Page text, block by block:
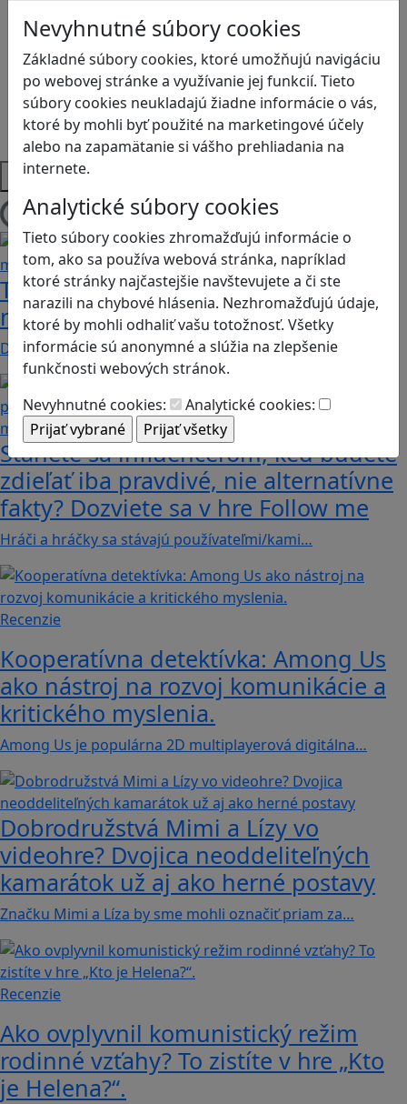
Nevyhnutné súbory cookies
Základné súbory cookies, ktoré umožňujú navigáciu
po webovej stránke a využívanie jej funkcií. Tieto
súbory cookies neukladajú žiadne informácie o vás,
ktoré by mohli byť použité na marketingové účely
alebo na zapamätanie si vášho prehliadania na
internete.
Analytické súbory cookies
Tieto súbory cookies zhromažďujú informácie o
tom, ako sa používa webová stránka, napríklad
ktoré stránky najčastejšie navštevujete a či ste
narazili na chybové hlásenia. Nezhromažďujú údaje,
ktoré by mohli odhaliť vašu totožnosť. Všetky
informácie sú anonymné a slúžia na zlepšenie
funkčnosti webových stránok.
Nevyhnutné cookies:
Analytické cookies:
Logické myslenie
Ľudské práva a tolerancia
Motorika a koncentrácia
Programovanie/Technika
Sociálne zručnosti a kooperácia
Strategické myslenie
Zdravie a pohyb
Platformy
Načítam blogy
Tick Tock: A Tale for Tw‪o je hra s
netradičnou mechanikou spolupráce
Dvaja hráči simultánne lúštia bizarné logické…
Stanete sa influencerom, keď budete
zdieľať iba pravdivé, nie alternatívne
fakty? Dozviete sa v hre Follow me
Hráči a hráčky sa stávajú používateľmi/kami…
Recenzie
Kooperatívna detektívka: Among Us
ako nástroj na rozvoj komunikácie a
kritického myslenia.
Among Us je populárna 2D multiplayerová digitálna…
Dobrodružstvá Mimi a Lízy vo
videohre? Dvojica neoddeliteľných
kamarátok už aj ako herné postavy
Značku Mimi a Líza by sme mohli označiť priam za…
Recenzie
Ako ovplyvnil komunistický režim
rodinné vzťahy? To zistíte v hre „Kto
je Helena?“.